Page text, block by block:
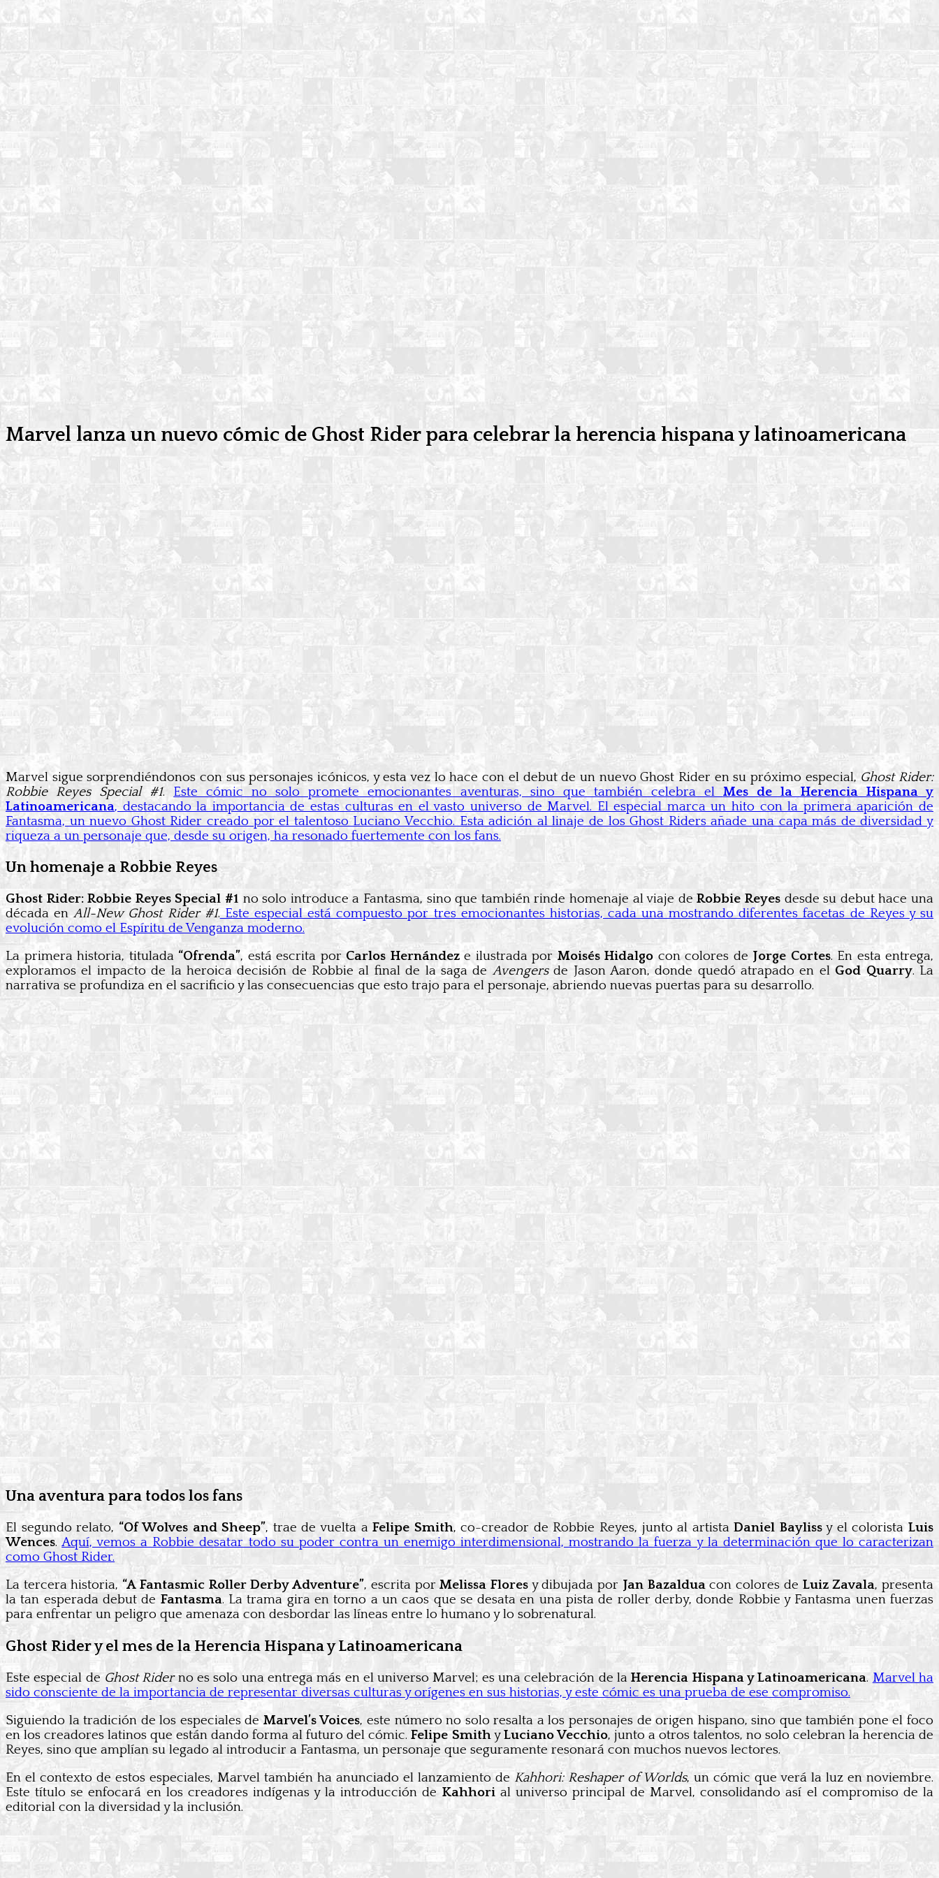
Marvel lanza un nuevo cómic de Ghost Rider para celebrar la herencia hispana y latinoamericana
Marvel sigue sorprendiéndonos con sus personajes icónicos, y esta vez lo hace con el debut de un nuevo Ghost Rider en su próximo especial,Ghost Rider:
Robbie Reyes Special #1. Este cómic no solo promete emocionantes aventuras, sino que también celebra el Mes de la Herencia Hispana y
Latinoamericana, destacando la importancia de estas culturas en el vasto universo de Marvel. El especial marca un hito con la primera aparición de
Fantasma, un nuevo Ghost Rider creado por el talentoso Luciano Vecchio. Esta adición al linaje de los Ghost Riders añade una capa más de diversidad y
riqueza a un personaje que, desde su origen, ha resonado fuertemente con los fans.
Un homenaje a Robbie Reyes
Ghost Rider: Robbie Reyes Special #1 no solo introduce a Fantasma, sino que también rinde homenaje al viaje deRobbie Reyes desde su debut hace una
década enAll-New Ghost Rider #1.Este especial está compuesto por tres emocionantes historias, cada una mostrando diferentes facetas de Reyes y su
evolución como el Espíritu de Venganza moderno.
La primera historia, titulada “Ofrenda”, está escrita porCarlos Hernándeze ilustrada porMoisés Hidalgo con colores de Jorge Cortes. En esta entrega,
exploramos el impacto de la heroica decisión de Robbie al final de la saga deAvengersde Jason Aaron, donde quedó atrapado en elGod Quarry. La
narrativa se profundiza en el sacrificio y las consecuencias que esto trajo para el personaje, abriendo nuevas puertas para su desarrollo.
Una aventura para todos los fans
El segundo relato, “Of Wolves and Sheep”, trae de vuelta aFelipe Smith, co-creador de Robbie Reyes, junto al artistaDaniel Baylissy el coloristaLuis
Wences.Aquí, vemos a Robbie desatar todo su poder contra un enemigo interdimensional, mostrando la fuerza y la determinación que lo caracterizan
como Ghost Rider.
La tercera historia, “A Fantasmic Roller Derby Adventure”, escrita porMelissa Flores y dibujada por Jan Bazalduacon colores de Luiz Zavala, presenta
la tan esperada debut de Fantasma. La trama gira en torno a un caos que se desata en una pista de roller derby, donde Robbie y Fantasma unen fuerzas
para enfrentar un peligro que amenaza con desbordar las líneas entre lo humano y lo sobrenatural.
Ghost Rider y el mes de la Herencia Hispana y Latinoamericana
Este especial de Ghost Riderno es solo una entrega más en el universo Marvel; es una celebración de laHerencia Hispana y Latinoamericana. Marvel ha
sido consciente de la importancia de representar diversas culturas y orígenes en sus historias, y este cómic es una prueba de ese compromiso.
Siguiendo la tradición de los especiales deMarvel’s Voices, este número no solo resalta a los personajes de origen hispano, sino que también pone el foco
en los creadores latinos que están dando forma al futuro del cómic.Felipe SmithyLuciano Vecchio, junto a otros talentos, no solo celebran la herencia de
Reyes, sino que amplían su legado al introducir a Fantasma, un personaje que seguramente resonará con muchos nuevos lectores.
En el contexto de estos especiales, Marvel también ha anunciado el lanzamiento de Kahhori: Reshaper of Worlds, un cómic que verá la luz en noviembre.
Este título se enfocará en los creadores indígenas y la introducción de Kahhorial universo principal de Marvel, consolidando así el compromiso de la
editorial con la diversidad y la inclusión.